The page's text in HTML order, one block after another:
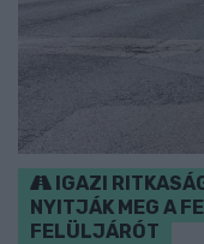
IGAZI
NYITJÁK MEG A
FELÜLJÁRÓT